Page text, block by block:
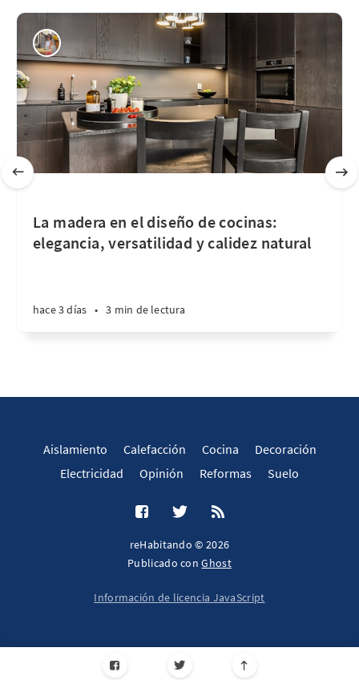
La madera en el diseño de cocinas:
elegancia, versatilidad y calidez natural
hace 3 días • 3 min de lectura
Aislamiento Calefacción Cocina
Decoración
Electricidad
Opinión Reformas Suelo
reHabitando © 2026
Publicado conGhost
Información de licencia JavaScript